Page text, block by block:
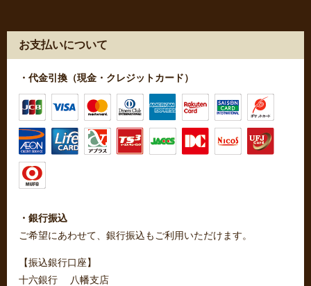
お支払いについて
・代金引換（現金・クレジットカード）
・銀行振込
ご希望にあわせて、銀行振込もご利用いただけます。
【振込銀行口座】
十六銀行 八幡支店